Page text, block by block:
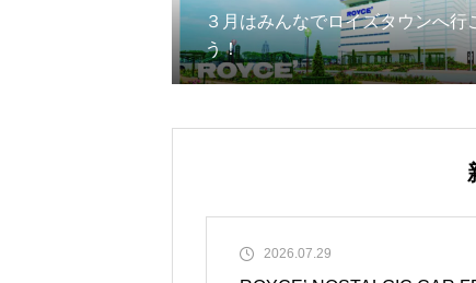
３月はみんなでロイズタウンへ行
う！
2026.07.29